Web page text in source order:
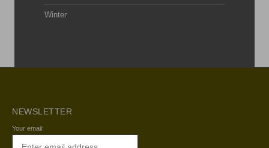
Winter
NEWSLETTER
Your email: